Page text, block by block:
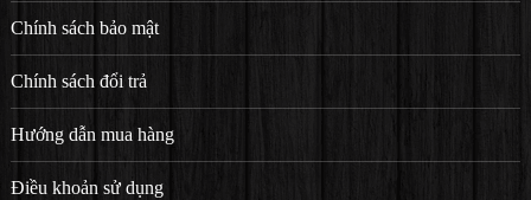
Chính sách bảo mật
Chính sách đổi trả
Hướng dẫn mua hàng
Điều khoản sử dụng